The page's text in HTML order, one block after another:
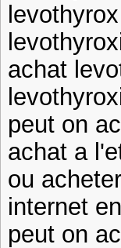
achat
peut on
achat a
ou
internet
peut on